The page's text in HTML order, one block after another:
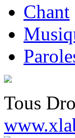
Chant
Tous